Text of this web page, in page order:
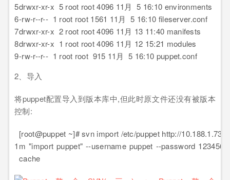
5
6
7
8
9
drwxr-xr-x 5 root root 4096 11月 5 16:10 environments
-rw-r--r-- 1 root root 1561 11月 5 16:10 fileserver.conf
drwxr-xr-x 2 root root 4096 11月 13 11:40 manifests
drwxr-xr-x 1 root root 4096 11月 12 15:21 modules
-rw-r--r-- 1 root root 915 11月 5 16:10 puppet.conf
2、导入
将puppet配置导入到版本库中,但此时原文件还没有被版本
控制:
1
[root@puppet ~]# svn import /etc/puppet http://
m "import puppet" --username puppet --password 123456
cache